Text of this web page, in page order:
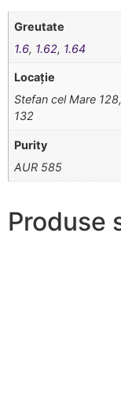
Greutate
1.6, 1.62, 1.64
Locație
Stefan cel Mare
132
Purity
AUR 585
Produse